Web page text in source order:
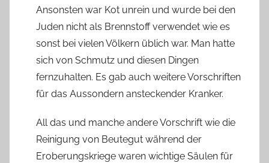
Ansonsten war Kot unrein und wurde bei den
Juden nicht als Brennstoff verwendet wie es
sonst bei vielen Völkern üblich war. Man hatte
sich von Schmutz und diesen Dingen
fernzuhalten. Es gab auch weitere Vorschriften
für das Aussondern ansteckender Kranker.
All das und manche andere Vorschrift wie die
Reinigung von Beutegut während der
Eroberungskriege waren wichtige Säulen für